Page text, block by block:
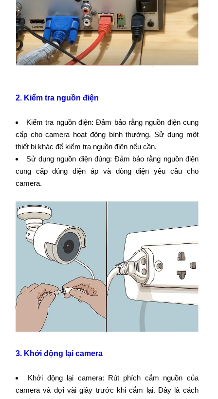
2. Kiểm tra nguồn điện
Kiểm tra nguồn điện: Đảm bảo rằng nguồn điện cung
cấp cho camera hoạt động bình thường. Sử dụng một
thiết bị khác để kiểm tra nguồn điện nếu cần.
Sử dụng nguồn điện đúng: Đảm bảo rằng nguồn điện
cung cấp đúng điện áp và dòng điện yêu cầu cho
camera.
3. Khởi động lại camera
Khởi động lại camera: Rút phích cắm nguồn của
camera và đợi vài giây trước khi cắm lại. Đây là cách